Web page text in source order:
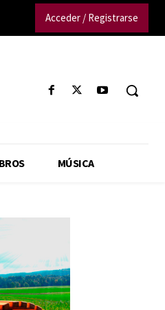
Acceder / Registrarse
MÚSICA